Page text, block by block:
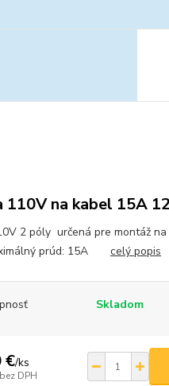
110V na kabel 15A
2 póly určená pre montáž na
prúd: 15A celý popis
Skladom
€/ks
bez DPH